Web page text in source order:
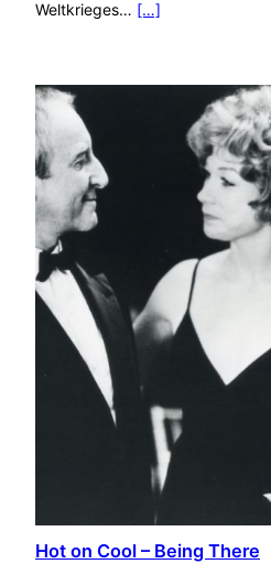
Weltkrieges… […]
Hot on Cool – Being There